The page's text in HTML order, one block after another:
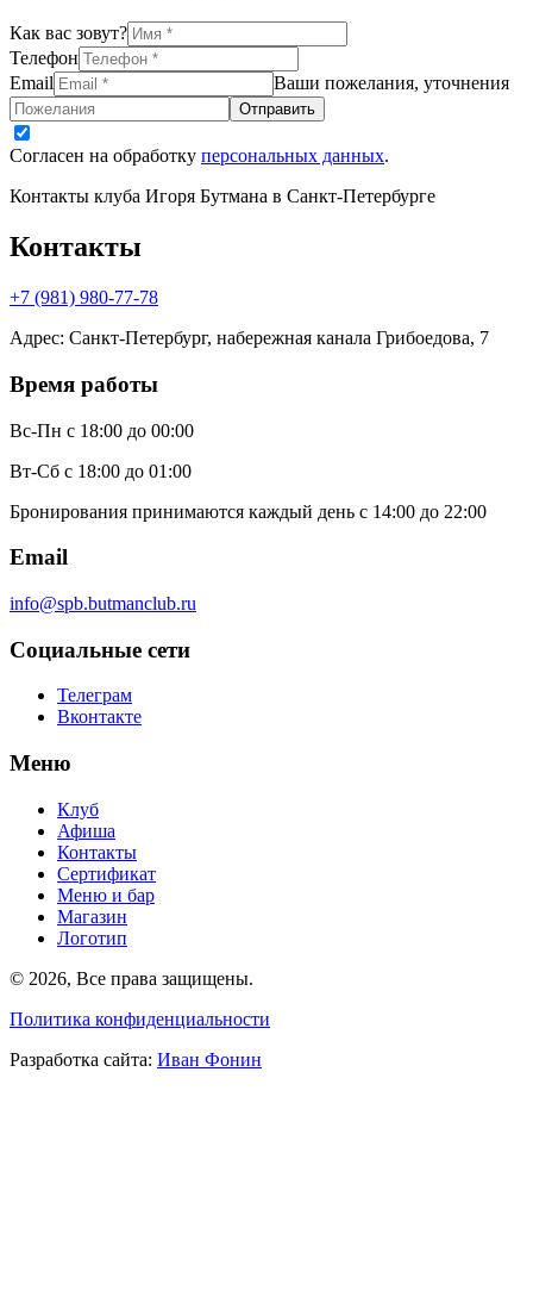
Как вас зовут?
Телефон
Email
Ваши пожелания, уточнения
Отправить
Согласен на обработку персональных данных.
Контакты клуба Игоря Бутмана в Санкт-Петербурге
Контакты
+7 (981) 980-77-78
Адрес: Санкт-Петербург, набережная канала Грибоедова, 7
Время работы
Вс-Пн с 18:00 до 00:00
Вт-Сб с 18:00 до 01:00
Бронирования принимаются каждый день с 14:00 до 22:00
Email
info@spb.butmanclub.ru
Социальные сети
Телеграм
Вконтакте
Меню
Клуб
Афиша
Контакты
Сертификат
Меню и бар
Магазин
Логотип
© 2026, Все права защищены.
Политика конфиденциальности
Разработка сайта: Иван Фонин